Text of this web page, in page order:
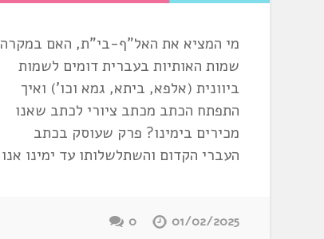
מי המציא את האל"ף-בי"ת, האם במקרה
שמות האותיות בעברית דומים לשמות
ביוונית (אלפא, ביתא, גמא וכו') ואיך
התפתח הכתב מכתב ציורי לכתב שאנו
מכירים בימינו? פרק שעוסק בכתב
העברי הקדום והשתלשלותו עד ימינו אנו
01/02/2025
0